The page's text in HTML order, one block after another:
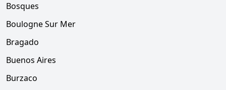
Bosques
Boulogne Sur Mer
Bragado
Buenos Aires
Burzaco